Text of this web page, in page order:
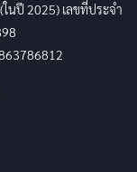
นปี 2025) เลขที่ประจำ